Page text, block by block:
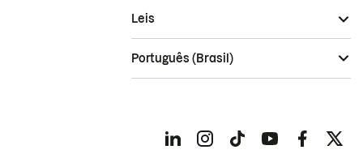
Leis
Português (Brasil)